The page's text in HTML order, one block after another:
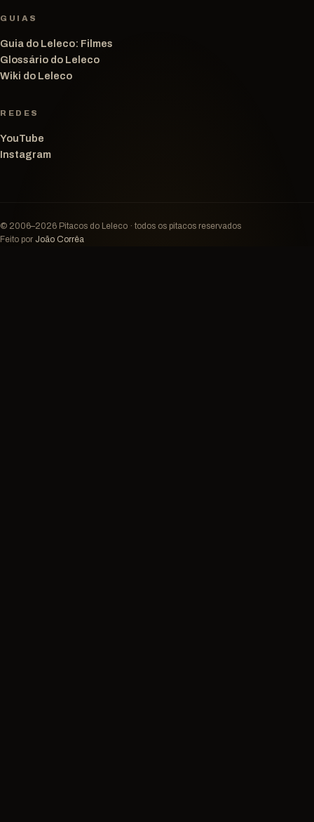
GUIAS
Guia do Leleco: Filmes
Glossário do Leleco
Wiki do Leleco
REDES
YouTube
Instagram
© 2006–2026 Pitacos do Leleco · todos os pitacos reservados
Feito por João Corrêa